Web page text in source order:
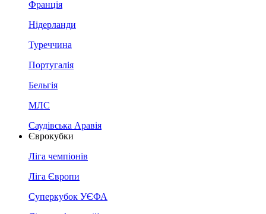
Франція
Нідерланди
Туреччина
Португалія
Бельгія
МЛС
Саудівська Аравія
Єврокубки
Ліга чемпіонів
Ліга Європи
Суперкубок УЄФА